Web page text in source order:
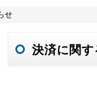
せ
決済に関